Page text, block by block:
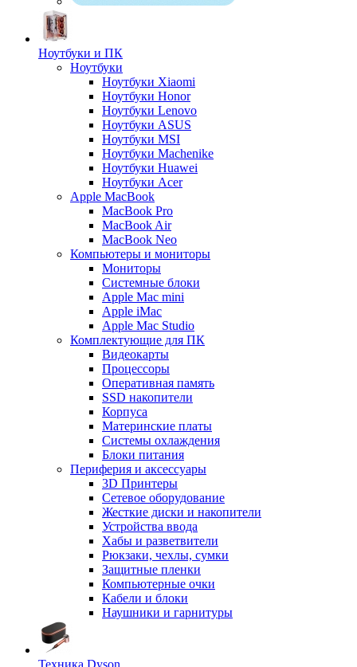
Ноутбуки и ПК
Ноутбуки
Ноутбуки Xiaomi
Ноутбуки Honor
Ноутбуки Lenovo
Ноутбуки ASUS
Ноутбуки MSI
Ноутбуки Machenike
Ноутбуки Huawei
Ноутбуки Acer
Apple MacBook
MacBook Pro
MacBook Air
MacBook Neo
Компьютеры и мониторы
Мониторы
Системные блоки
Apple Mac mini
Apple iMac
Apple Mac Studio
Комплектующие для ПК
Видеокарты
Процессоры
Оперативная память
SSD накопители
Корпуса
Материнские платы
Системы охлаждения
Блоки питания
Периферия и аксессуары
3D Принтеры
Сетевое оборудование
Жесткие диски и накопители
Устройства ввода
Хабы и разветвители
Рюкзаки, чехлы, сумки
Защитные пленки
Компьютерные очки
Кабели и блоки
Наушники и гарнитуры
Техника Dyson